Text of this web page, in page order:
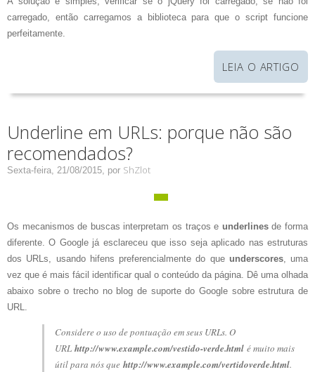
carregado, então carregamos a biblioteca para que o script funcione
perfeitamente.
LEIA O ARTIGO
Underline em URLs: porque não são
recomendados?
Sexta-feira, 21/08/2015, por ShZlot
Os mecanismos de buscas interpretam os traços e underlinesde forma
diferente. O Google já esclareceu que isso seja aplicado nas estruturas
dos URLs, usando hifens preferencialmente do que underscores, uma
vez que é mais fácil identificar qual o conteúdo da página. Dê uma olhada
abaixo sobre o trecho no blog de suporte do Google sobre estrutura de
URL.
Considere o uso de pontuação em seus URLs. O
URL http://www.example.com/vestido-verde.html é muito mais
útil para nós que http://www.example.com/vertidoverde.html.